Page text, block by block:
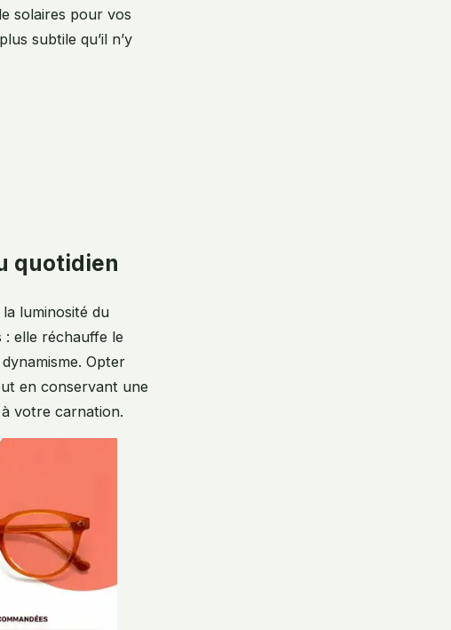
solaires pour vos
subtile qu’il n’y
quotidien
luminosité du
: elle réchauffe le
Opter
en conservant une
votre carnation.